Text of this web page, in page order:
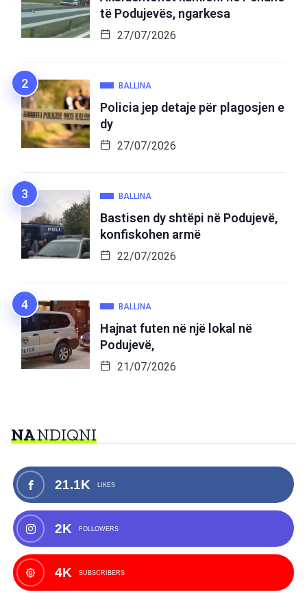
të Podujevës, ngarkesa
27/07/2026
BALLINA
Policia jep detaje për plagosjen e
dy
27/07/2026
BALLINA
Bastisen dy shtëpi në Podujevë,
konfiskohen armë
22/07/2026
BALLINA
Hajnat futen në një lokal në
Podujevë,
21/07/2026
NANDIQNI
21.1K LIKES
2K FOLLOWERS
4K SUBSCRIBERS